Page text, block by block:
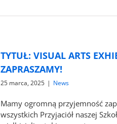
TYTUŁ: VISUAL ARTS
ZAPRASZAMY!
25 marca, 2025 | News
Mamy ogromną przyjemność
wszystkich Przyjaciół naszej